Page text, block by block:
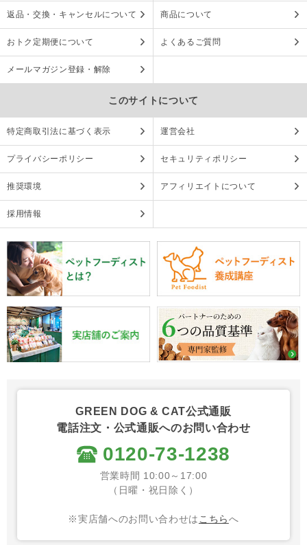
返品・交換・キャンセルについて 商品について
おトク定期便について よくあるご質問
メールマガジン登録・解除
このサイトについて
特定商取引法に基づく表示 運営会社
プライバシーポリシー セキュリティポリシー
推奨環境 アフィリエイトについて
採用情報
GREEN DOG & CAT公式通販
電話注文・公式通販へのお問い合わせ
0120-73-1238
営業時間 10:00～17:00
（日曜・祝日除く）
※実店舗へのお問い合わせは こちらへ